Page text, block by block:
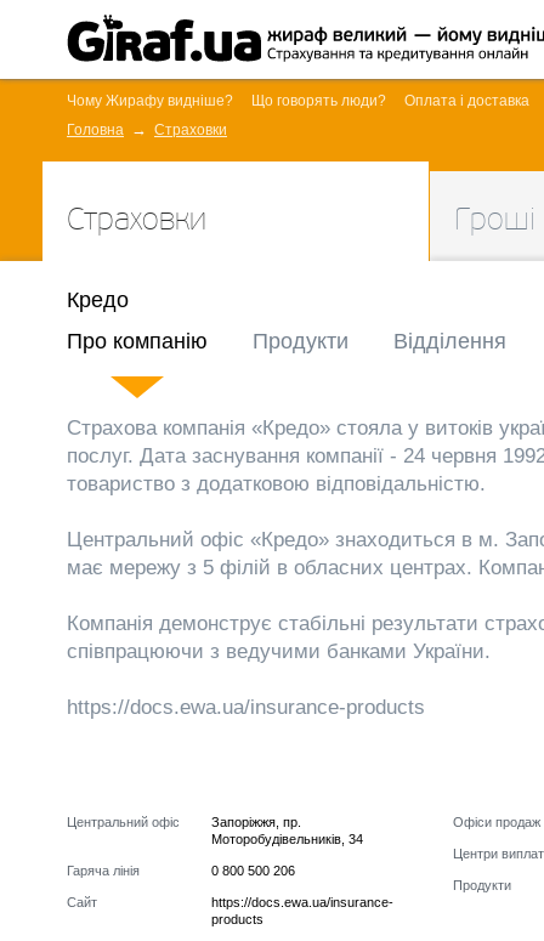
Чому Жирафу видніше? Що говорять люди?
Оплата і доставка
Головна
Страховки
Страховки Гроші
Кредо
Про компанію
Продукти Відділення
Страхова компанія «Кредо» стояла у витоків
послуг. Дата заснування компанії - 24 червня
товариство з додатковою відповідальністю.
Центральний офіс «Кредо» знаходиться в м.
має мережу з 5 філій в обласних центрах.
Компанія демонструє стабільні результати
співпрацюючи з ведучими банками України.
https://docs.ewa.ua/insurance-products
Центральний офіс Запоріжжя пр.
Моторобудівельників, 34
Гаряча лінія 0 800 500 206
Сайт
https://docs.ewa.ua/insurance-
products
Офіси продаж
Центри виплат
Продукти